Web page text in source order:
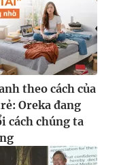
theo cách của
Oreka đang
cách chúng ta